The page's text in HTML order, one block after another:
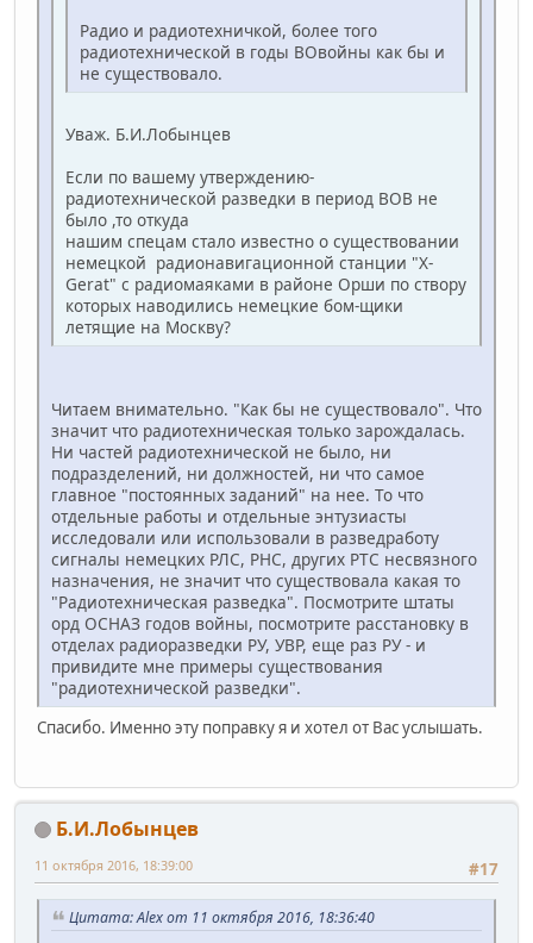
Радио и радиотехничкой, более того
радиотехнической в годы ВОвойны как бы и
не существовало.
Уваж. Б.И.Лобынцев
Если по вашему утверждению-
радиотехнической разведки в период ВОВ не
было ,то откуда
нашим спецам стало известно о существовании
немецкой радионавигационной станции "X-
Gerat" с радиомаяками в районе Орши по створу
которых наводились немецкие бом-щики
летящие на Москву?
Читаем внимательно. "Как бы не существовало". Что
значит что радиотехническая только зарождалась.
Ни частей радиотехнической не было, ни
подразделений, ни должностей, ни что самое
главное "постоянных заданий" на нее. То что
отдельные работы и отдельные энтузиасты
исследовали или использовали в разведработу
сигналы немецких РЛС, РНС, других РТС несвязного
назначения, не значит что существовала какая то
"Радиотехническая разведка". Посмотрите штаты
орд ОСНАЗ годов войны, посмотрите расстановку в
отделах радиоразведки РУ, УВР, еще раз РУ - и
привидите мне примеры существования
"радиотехнической разведки".
Спасибо. Именно эту поправку я и хотел от Вас услышать.
Б.И.Лобынцев
#17
11 октября 2016, 18:39:00
Цитата: Alex от 11 октября 2016, 18:36:40